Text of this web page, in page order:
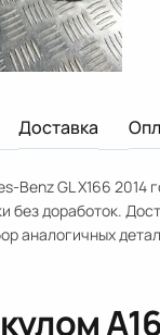
Доставка
GL X166 2014
доработок.
аналогичных